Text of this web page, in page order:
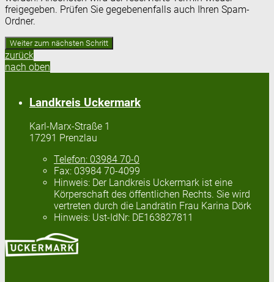
freigegeben. Prüfen Sie gegebenenfalls auch Ihren Spam-
Ordner.
zurück
nach oben
Landkreis Uckermark
Karl-Marx-Straße 1
17291 Prenzlau
Telefon: 03984 70-0
Fax: 03984 70-4099
Hinweis: Der Landkreis Uckermark ist eine
Körperschaft des öffentlichen Rechts. Sie wird
vertreten durch die Landrätin Frau Karina Dörk
Hinweis: Ust-IdNr: DE163827811